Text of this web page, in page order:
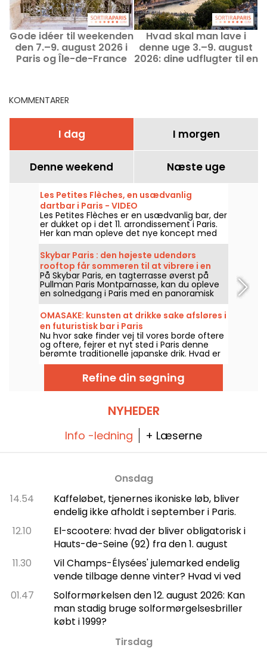
Gode idéer til weekenden
den 7.–9. august 2026 i
Paris og Île-de-France
Hvad skal man lave i
denne uge 3.–9. august
2026: dine udflugter til en
KOMMENTARER
I dag I morgen
Denne weekend Næste uge
Les Petites Flèches, en usædvanlig
dartbar i Paris - VIDEO
Les Petites Flèches er en usædvanlig bar, der
er dukket op i det 11. arrondissement i Paris.
Her kan man opleve det nye koncept med
online dart, som er helt nyt i Paris, mens
man nyder håndbryggede øl og lækre
mezze.
Skybar Paris : den højeste udendørs
rooftop får sommeren til at vibrere i en
højde af 115 meter
På Skybar Paris, en tagterrasse øverst på
Pullman Paris Montparnasse, kan du opleve
en solnedgang i Paris med en panoramisk
udsigt til Eiffeltårnet og byens smukkeste
monumenter, mellem cocktails, afterwork
og festlige aftener.
OMASAKE: kunsten at drikke sake afsløres i
en futuristisk bar i Paris
Nu hvor sake finder vej til vores borde oftere
og oftere, fejrer et nyt sted i Paris denne
berømte traditionelle japanske drik. Hvad er
navnet? OMASAKE. OMASAKE-baren, der
ligger i stueetagen i 27/4-bygningen,
tilbyder en rig rejse til den opgående sols
land for at opdage denne alkoholiske
nøje bevogtet i tusinder af år.
Refine din søgning
NYHEDER
Info -ledning + Læserne
Onsdag
14.54
Kaffeløbet, tjenernes ikoniske løb, bliver
endelig ikke afholdt i september i Paris.
12.10
El-scootere: hvad der bliver obligatorisk i
Hauts-de-Seine (92) fra den 1. august
11.30
Vil Champs-Élysées' julemarked endelig
vende tilbage denne vinter? Hvad vi ved
01.47
Solformørkelsen den 12. august 2026: Kan
man stadig bruge solformørgelsesbriller
købt i 1999?
Tirsdag